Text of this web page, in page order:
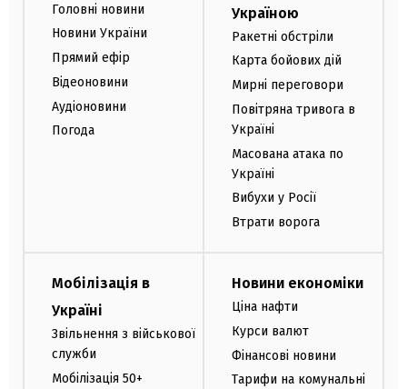
Головні новини
Новини України
Прямий ефір
Відеоновини
Аудіоновини
Погода
Україною
Ракетні обстріли
Карта бойових дій
Мирні переговори
Повітряна тривога в
Україні
Масована атака по
Україні
Вибухи у Росії
Втрати ворога
Мобілізація в
Україні
Звільнення з військової
служби
Мобілізація 50+
Новини економіки
Ціна нафти
Курси валют
Фінансові новини
Тарифи на комунальні